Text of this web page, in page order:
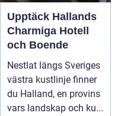
Upptäck Hallands
Charmiga Hotell
och Boende
Nestlat längs Sveriges
västra kustlinje finner
du Halland, en provins
vars landskap och ku...